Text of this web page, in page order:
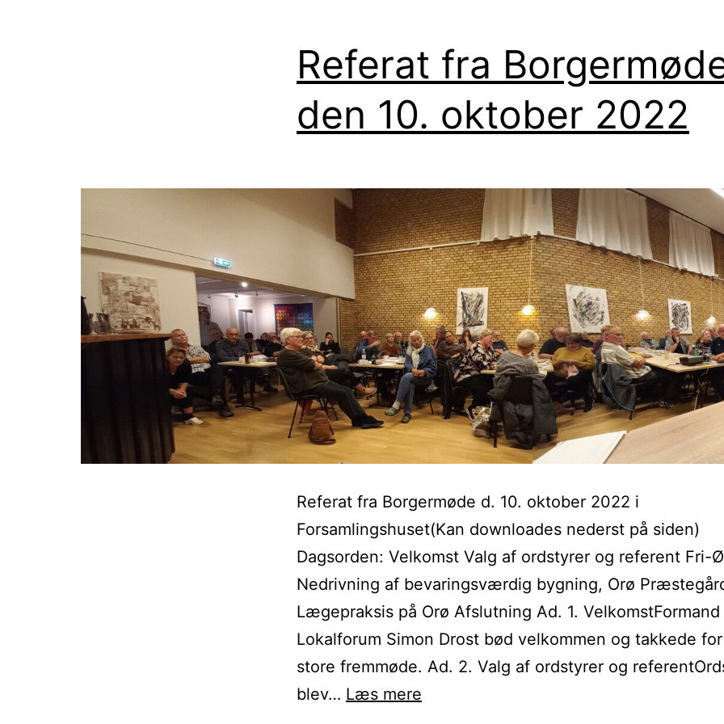
Referat fra
den 10. oktober 2022
Referat fra Borgermøde d. 10. oktober 2022 i
Forsamlingshuset(Kan downloades nederst på siden)
Dagsorden: Velkomst Valg af ordstyrer og referent Fri-Ø
Nedrivning af bevaringsværdig bygning, Orø
Lægepraksis på Orø Afslutning Ad. 1.
Lokalforum Simon Drost bød velkommen og takkede
store fremmøde. Ad. 2. Valg af ordstyrer og
blev… Læs mere